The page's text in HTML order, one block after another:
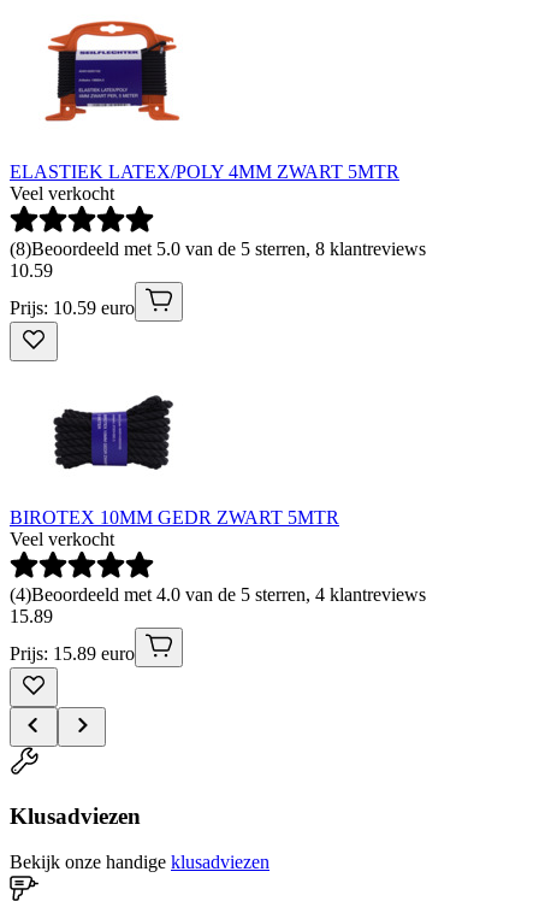
ELASTIEK LATEX/POLY 4MM ZWART 5MTR
Veel verkocht
(8)Beoordeeld met 5.0 van de 5 sterren, 8 klantreviews
10.59
Prijs: 10.59 euro
BIROTEX 10MM GEDR ZWART 5MTR
Veel verkocht
(4)Beoordeeld met 4.0 van de 5 sterren, 4 klantreviews
15.89
Prijs: 15.89 euro
Klusadviezen
Bekijk onze handige klusadviezen